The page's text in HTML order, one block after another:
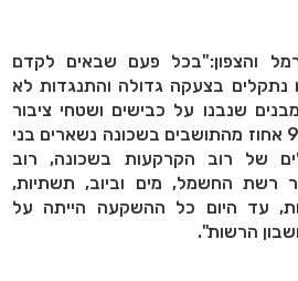
והצפון:"בכל פעם שבאים לקדם
בצעקה גדולה והתנגדות לא
שנבנו על כבישים ושטחי ציבור
יכללו בתכנית, כך מעל 90 אחוז מהתושבים בשכונה נשארים בני
של רוב הקרקעות בשכונה, רוב
רשת החשמל, מים וביוב, תשתיות,
עד היום כל ההשקעה הייתה על
הרשות".